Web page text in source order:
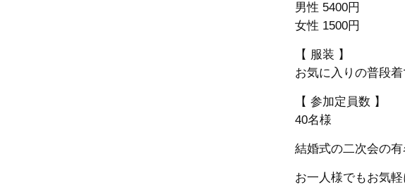
男性 5400円
女性 1500円
【 服装 】
お気に入りの普段着
【 参加定員数 】
40名様
結婚式の二次会の
お一人様でもお気